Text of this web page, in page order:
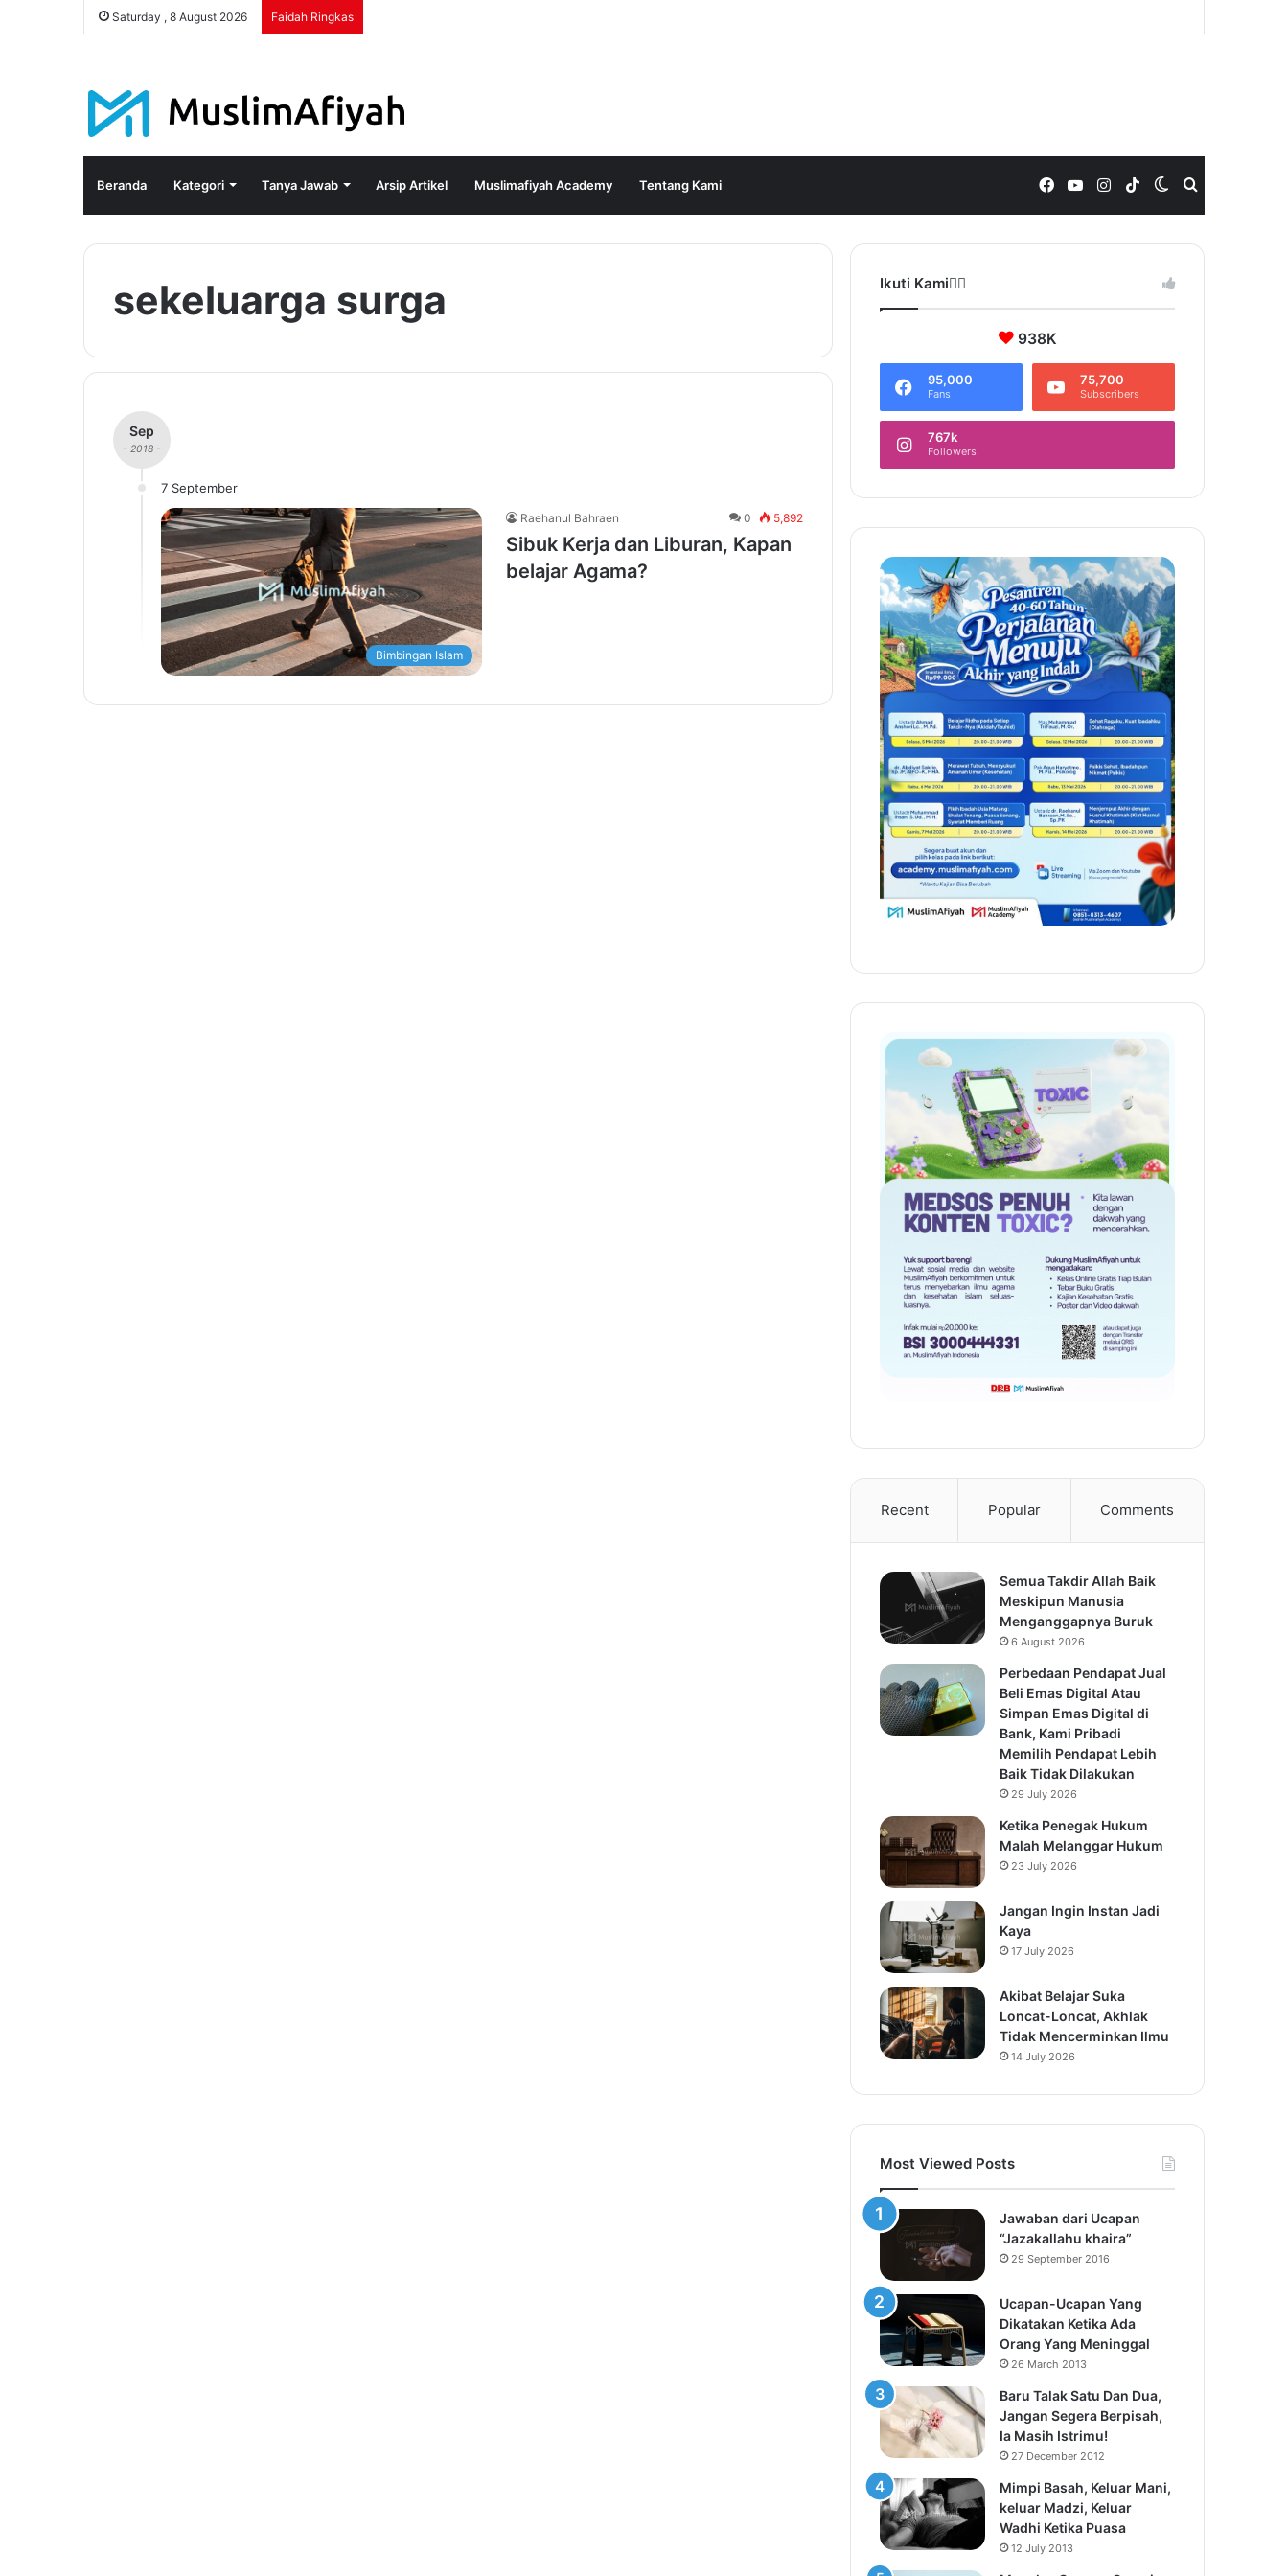
Saturday , 8 August 2026 Faidah Ringkas
Beranda Kategori Tanya Jawab Arsip Artikel Muslimafiyah Academy Tentang Kami Switch
skin
TikTok
Instagram
YouTube
Facebook
sekeluarga surga
Sep
- 2018 -
7 September
Bimbingan Islam
Raehanul Bahraen 0 5,892
Sibuk Kerja dan Liburan, Kapan
belajar Agama?
Ikuti Kami❤️‍🔥
938K
95,000
Fans
75,700
Subscribers
767k
Followers
Recent Popular Comments
Semua Takdir Allah Baik
Meskipun Manusia
Menganggapnya Buruk
6 August 2026
Perbedaan Pendapat Jual
Beli Emas Digital Atau
Simpan Emas Digital di
Bank, Kami Pribadi
Memilih Pendapat Lebih
Baik Tidak Dilakukan
29 July 2026
Ketika Penegak Hukum
Malah Melanggar Hukum
23 July 2026
Jangan Ingin Instan Jadi
Kaya
17 July 2026
Akibat Belajar Suka
Loncat-Loncat, Akhlak
Tidak Mencerminkan Ilmu
14 July 2026
Most Viewed Posts
Jawaban dari Ucapan
“Jazakallahu khaira”
29 September 2016
Ucapan-Ucapan Yang
Dikatakan Ketika Ada
Orang Yang Meninggal
26 March 2013
Baru Talak Satu Dan Dua,
Jangan Segera Berpisah,
Ia Masih Istrimu!
27 December 2012
Mimpi Basah, Keluar Mani,
keluar Madzi, Keluar
Wadhi Ketika Puasa
12 July 2013